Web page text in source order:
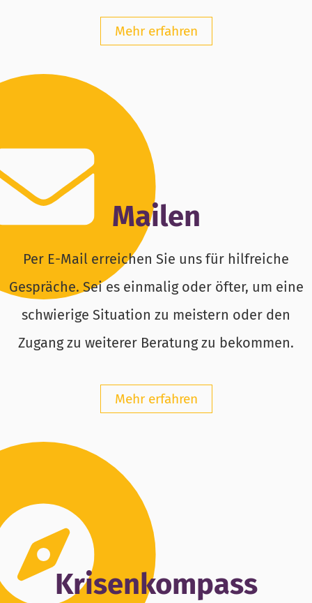
Mehr erfahren
Mailen
Per E-Mail erreichen Sie uns für hilfreiche
Gespräche. Sei es einmalig oder öfter, um eine
schwierige Situation zu meistern oder den
Zugang zu weiterer Beratung zu bekommen.
Mehr erfahren
Krisen­kompass